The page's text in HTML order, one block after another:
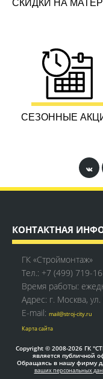
СЕЗОННЫЕ
КОНТАКТНАЯ
ГК «Строймонтаж»
Тел.: +7 (499) 719-
Время работы:
Адрес: г. Москва,
E-mail: mail@stroj-city.ru
Карта сайта
Copyright © 2008-2026 ГК
является публичной
Обращаясь в нашу фирму
ваших персональных